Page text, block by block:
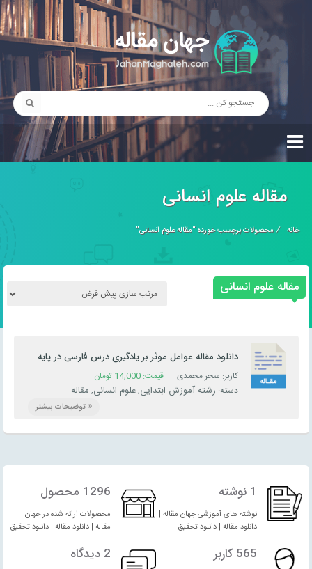
مقاله علوم انسانی
خانه /محصولات برچسب خورده “مقاله علوم انسانی”
مقاله علوم انسانی
دانلود مقاله عوامل موثر بر یادگیری درس فارسی در پایه
اول و دوم ابتدایی
کاربر: سحر محمدی قیمت: 14,000 تومان
دسته: رشته آموزش ابتدایی,علوم انسانی, مقاله
توضیحات بیشتر
1 نوشته
نوشته های آموزشی جهان مقاله |
دانلود مقاله | دانلود تحقیق
1296 محصول
محصولات ارائه شده در جهان
مقاله | دانلود مقاله | دانلود تحقیق
565 کاربر 2 دیدگاه